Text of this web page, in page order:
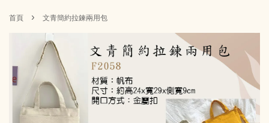
首頁 › 文青簡約拉鍊兩用包